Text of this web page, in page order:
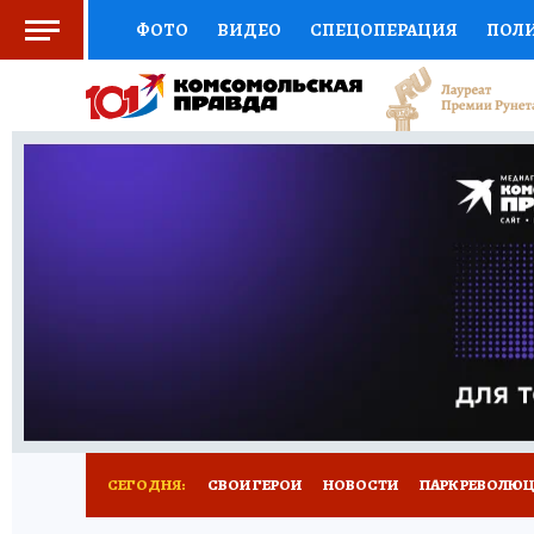
ФОТО ВИДЕО СПЕЦОПЕРАЦИЯ
СОЦПОДДЕРЖКА НАУКА СПОРТ
ВЫБОР ЭКСПЕРТОВ ДОКТОР
ПРОГНОЗЫ НА СПОРТ
СЕГОДНЯ: СВОИ ГЕРОИ НОВОСТИ ПАРК